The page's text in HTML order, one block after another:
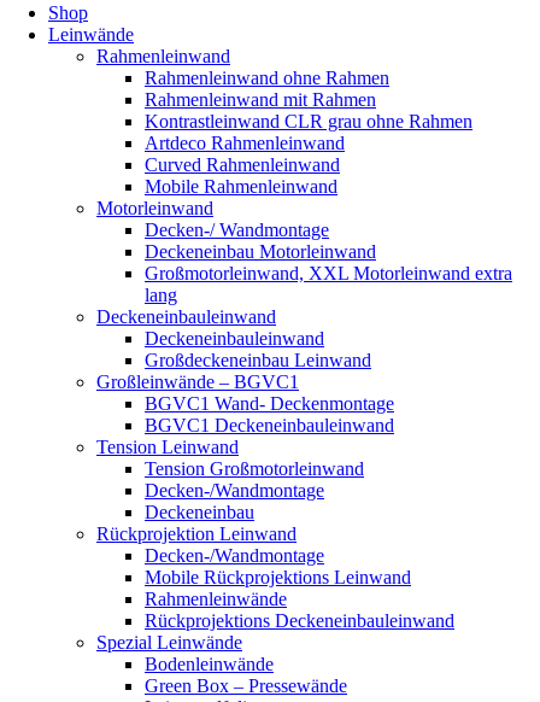
Shop
Leinwände
Rahmenleinwand
Rahmenleinwand ohne Rahmen
Rahmenleinwand mit Rahmen
Kontrastleinwand CLR grau ohne Rahmen
Artdeco Rahmenleinwand
Curved Rahmenleinwand
Mobile Rahmenleinwand
Motorleinwand
Decken-/ Wandmontage
Deckeneinbau Motorleinwand
Großmotorleinwand, XXL Motorleinwand extra
lang
Deckeneinbauleinwand
Deckeneinbauleinwand
Großdeckeneinbau Leinwand
Großleinwände – BGVC1
BGVC1 Wand- Deckenmontage
BGVC1 Deckeneinbauleinwand
Tension Leinwand
Tension Großmotorleinwand
Decken-/Wandmontage
Deckeneinbau
Rückprojektion Leinwand
Decken-/Wandmontage
Mobile Rückprojektions Leinwand
Rahmenleinwände
Rückprojektions Deckeneinbauleinwand
Spezial Leinwände
Bodenleinwände
Green Box – Pressewände